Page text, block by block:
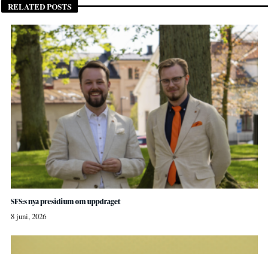
RELATED POSTS
SFS:s nya presidium om uppdraget
8 juni, 2026